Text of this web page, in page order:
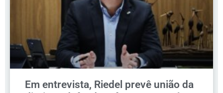
Em entrevista, Riedel prevê união da